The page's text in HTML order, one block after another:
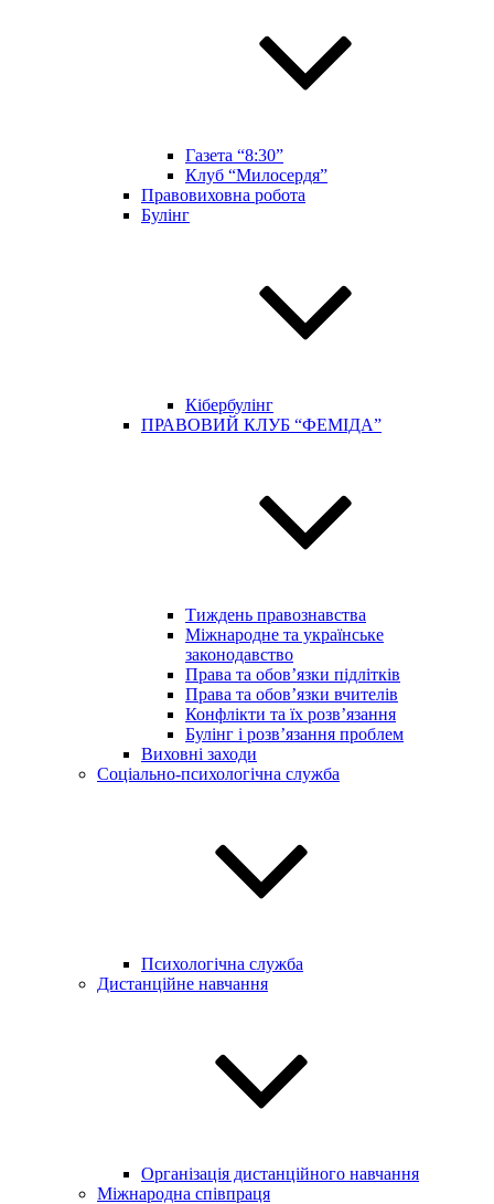
Газета “8:30”
Клуб “Милосердя”
Правовиховна робота
Булінг
Кібербулінг
ПРАВОВИЙ КЛУБ “ФЕМІДА”
Тиждень правознавства
Міжнародне та українське
законодавство
Права та обов’язки підлітків
Права та обов’язки вчителів
Конфлікти та їх розв’язання
Булінг і розв’язання проблем
Виховні заходи
Соціально-психологічна служба
Психологічна служба
Дистанційне навчання
Організація дистанційного навчання
Міжнародна співпраця